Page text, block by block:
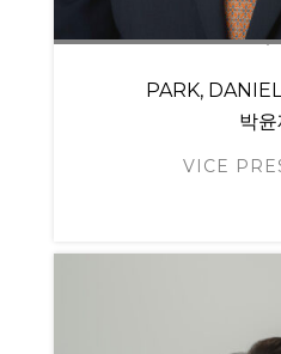
PARK,
박윤
VICE